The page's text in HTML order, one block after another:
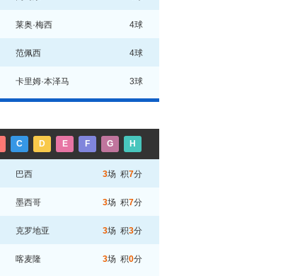
莱奥·梅西 4球
范佩西 4球
卡里姆·本泽马 3球
C D E F G H
巴西 3场 积7分
墨西哥 3场 积7分
克罗地亚 3场 积3分
喀麦隆 3场 积0分